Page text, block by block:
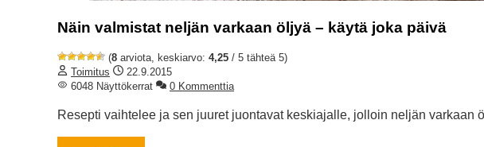
Näin valmistat neljän varkaan öljyä – käytä joka päivä
(8 arviota, keskiarvo: 4,25 / 5 tähteä 5)
Toimitus
22.9.2015
6048 Näyttökerrat
0 Kommenttia
Resepti vaihtelee ja sen juuret juontavat keskiajalle, jolloin neljän varkaan